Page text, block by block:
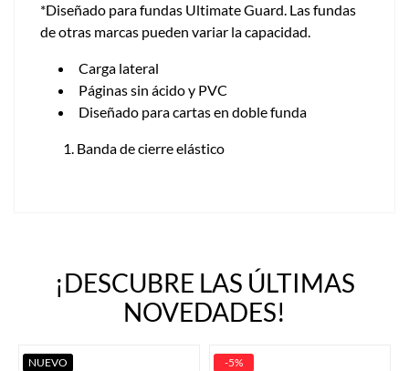
*Diseñado para fundas Ultimate Guard. Las fundas
de otras marcas pueden variar la capacidad.
Carga lateral
Páginas sin ácido y PVC
Diseñado para cartas en doble funda
Banda de cierre elástico
¡DESCUBRE LAS ÚLTIMAS
NOVEDADES!
NUEVO -5%